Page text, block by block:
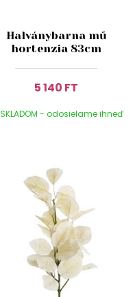
Halványbarna mű
hortenzia 83cm
5 140 FT
SKLADOM - odosielame ihneď